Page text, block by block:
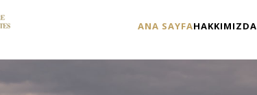
ANA SAYFAHAKKIMIZDA